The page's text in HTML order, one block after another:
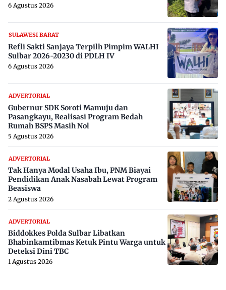
6 Agustus 2026
SULAWESI BARAT
Refli Sakti Sanjaya Terpilh Pimpim WALHI
Sulbar 2026-20230 di PDLH IV
6 Agustus 2026
ADVERTORIAL
Gubernur SDK Soroti Mamuju dan
Pasangkayu, Realisasi Program Bedah
Rumah BSPS Masih Nol
5 Agustus 2026
ADVERTORIAL
Tak Hanya Modal Usaha Ibu, PNM Biayai
Pendidikan Anak Nasabah Lewat Program
Beasiswa
2 Agustus 2026
ADVERTORIAL
Biddokkes Polda Sulbar Libatkan
Bhabinkamtibmas Ketuk Pintu Warga untuk
Deteksi Dini TBC
1 Agustus 2026